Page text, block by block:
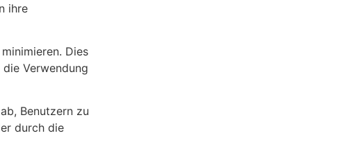
ihre
Dies
Verwendung
Benutzern zu
durch die